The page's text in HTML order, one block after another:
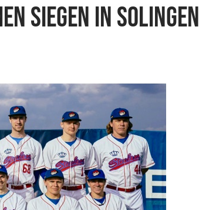
Siegen in Solingen